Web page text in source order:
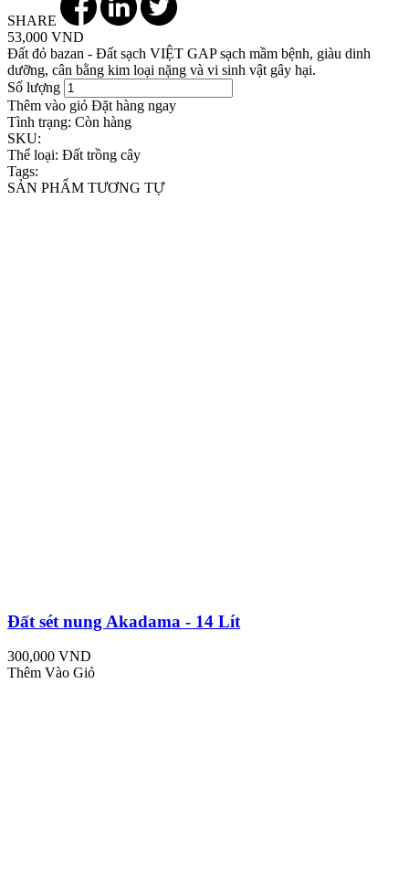
SHARE
53,000 VND
Đất đỏ bazan - Đất sạch VIỆT GAP sạch mầm bệnh, giàu dinh
dưỡng, cân bằng kim loại nặng và vi sinh vật gây hại.
Số lượng
Thêm vào giỏ Đặt hàng ngay
Tình trạng: Còn hàng
SKU:
Thể loại: Đất trồng cây
Tags:
SẢN PHẨM TƯƠNG TỰ
Đất sét nung Akadama - 14 Lít
300,000 VND
Thêm Vào Giỏ